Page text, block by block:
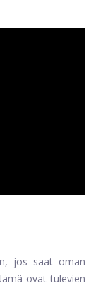
jos saat oman
ovat tulevien